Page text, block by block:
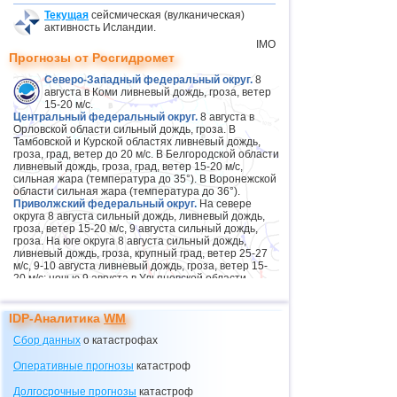
Текущая сейсмическая (вулканическая)
активность Исландии.
IMO
Прогнозы от Росгидромет
Северо-Западный федеральный округ. 8
августа в Коми ливневый дождь, гроза, ветер
15-20 м/с.
Центральный федеральный округ. 8 августа в
Орловской области сильный дождь, гроза. В
Тамбовской и Курской областях ливневый дождь,
гроза, град, ветер до 20 м/с. В Белгородской области
ливневый дождь, гроза, град, ветер 15-20 м/с,
сильная жара (температура до 35°). В Воронежской
области сильная жара (температура до 36°).
Приволжский федеральный округ. На севере
округа 8 августа сильный дождь, ливневый дождь,
гроза, ветер 15-20 м/с, 9 августа сильный дождь,
гроза. На юге округа 8 августа сильный дождь,
ливневый дождь, гроза, крупный град, ветер 25-27
м/с, 9-10 августа ливневый дождь, гроза, ветер 15-
20 м/с; ночью 9 августа в Ульяновской области
град, ветер 25-27 м/с. В Пермском крае 8 августа
очень сильный дождь, сильный ливневый дождь,
гроза, ветер 15-20 м/с, 9 августа на юге, 10 августа в
горах сильный дождь, гроза.
августа в Волгоградской, 8-9 августа в Астраханской
крае 8 августа сильная жара (температура до 39°),
IDP-АналитикаWM
Сбор данных о катастрофах
Оперативные прогнозы катастроф
Долгосрочные прогнозы катастроф